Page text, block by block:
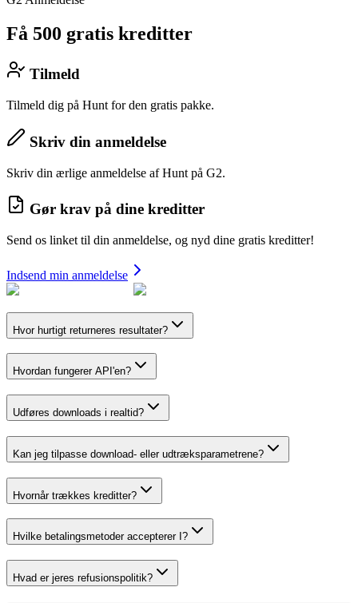
Få 500 gratis kreditter
Tilmeld
Tilmeld dig på Hunt for den gratis pakke.
Skriv din anmeldelse
Skriv din ærlige anmeldelse af Hunt på G2.
Gør krav på dine kreditter
Send os linket til din anmeldelse, og nyd dine gratis kreditter!
Indsend min anmeldelse
Hvor hurtigt returneres resultater?
Hvordan fungerer API'en?
Udføres downloads i realtid?
Kan jeg tilpasse download- eller udtræksparametrene?
Hvornår trækkes kreditter?
Hvilke betalingsmetoder accepterer I?
Hvad er jeres refusionspolitik?